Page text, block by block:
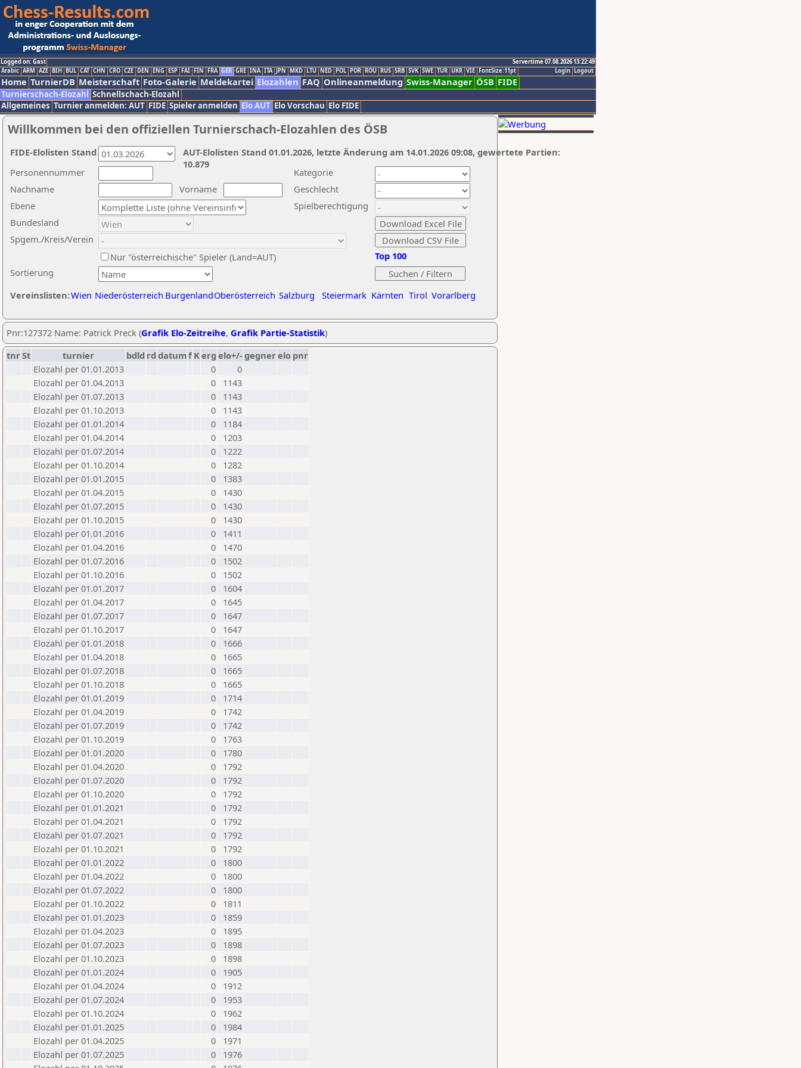
Logged on: Gast
Servertime 07.08.2026 13:22:49
Logout
Login
Arabic ARM AZE BIH BUL CAT CHN CRO CZE DEN ENG ESP FAI FIN FRA GER GRE INA ITA JPN MKD LTU NED POL POR ROU RUS SRB SVK SWE TUR UKR VIE FontSize:11pt
Home TurnierDB Meisterschaft Foto-Galerie Meldekartei Elozahlen FAQ Onlineanmeldung Swiss-Manager ÖSB FIDE
Turnierschach-Elozahl Schnellschach-Elozahl
Allgemeines Turnier anmelden: AUT FIDE Spieler anmelden Elo AUT Elo Vorschau Elo FIDE
Willkommen bei den offiziellen Turnierschach-Elozahlen des ÖSB
Nachname
Vorname
Ebene
Kategorie
Sortierung
Personennummer
Bundesland
Spgem./Kreis/Verein
Geschlecht
Nur "österreichische" Spieler (Land=AUT)
Spielberechtigung
Vereinslisten:Wien Niederösterreich BurgenlandOberösterreich Salzburg Steiermark Kärnten Tirol Vorarlberg
Top 100
AUT-Elolisten Stand 01.01.2026, letzte Änderung am 14.01.2026 09:08, gewertete Partien:
10.879
FIDE-Elolisten Stand
Pnr:127372 Name: Patrick Preck (Grafik Elo-Zeitreihe, Grafik Partie-Statistik)
tnrSt turnier bdld rd datumf Kerg elo+/-gegnerelo pnr
Elozahl per 01.01.2013
0
0
Elozahl per 01.04.2013
0
1143
Elozahl per 01.07.2013
0
1143
Elozahl per 01.10.2013
0
1143
Elozahl per 01.01.2014
0
1184
Elozahl per 01.04.2014
0
1203
Elozahl per 01.07.2014
0
1222
Elozahl per 01.10.2014
0
1282
Elozahl per 01.01.2015
0
1383
Elozahl per 01.04.2015
0
1430
Elozahl per 01.07.2015
0
1430
Elozahl per 01.10.2015
0
1430
Elozahl per 01.01.2016
0
1411
Elozahl per 01.04.2016
0
1470
Elozahl per 01.07.2016
0
1502
Elozahl per 01.10.2016
0
1502
Elozahl per 01.01.2017
0
1604
Elozahl per 01.04.2017
0
1645
Elozahl per 01.07.2017
0
1647
Elozahl per 01.10.2017
0
1647
Elozahl per 01.01.2018
0
1666
Elozahl per 01.04.2018
0
1665
Elozahl per 01.07.2018
0
1665
Elozahl per 01.10.2018
0
1665
Elozahl per 01.01.2019
0
1714
Elozahl per 01.04.2019
0
1742
Elozahl per 01.07.2019
0
1742
Elozahl per 01.10.2019
0
1763
Elozahl per 01.01.2020
0
1780
Elozahl per 01.04.2020
0
1792
Elozahl per 01.07.2020
0
1792
Elozahl per 01.10.2020
0
1792
Elozahl per 01.01.2021
0
1792
Elozahl per 01.04.2021
0
1792
Elozahl per 01.07.2021
0
1792
Elozahl per 01.10.2021
0
1792
Elozahl per 01.01.2022
0
1800
Elozahl per 01.04.2022
0
1800
Elozahl per 01.07.2022
0
1800
Elozahl per 01.10.2022
0
1811
Elozahl per 01.01.2023
0
1859
Elozahl per 01.04.2023
0
1895
Elozahl per 01.07.2023
0
1898
Elozahl per 01.10.2023
0
1898
Elozahl per 01.01.2024
0
1905
Elozahl per 01.04.2024
0
1912
Elozahl per 01.07.2024
0
1953
Elozahl per 01.10.2024
0
1962
Elozahl per 01.01.2025
0
1984
Elozahl per 01.04.2025
0
1971
Elozahl per 01.07.2025
0
1976